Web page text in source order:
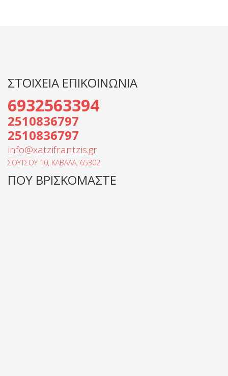
ΣΤΟΙΧΕΙΑ ΕΠΙΚΟΙΝΩΝΙΑ
6932563394
2510836797
2510836797
info@xatzifrantzis.gr
ΣΟΥΤΣΟΥ 10, ΚΑΒΑΛΑ, 65302
ΠΟΥ ΒΡΙΣΚΟΜΑΣΤΕ